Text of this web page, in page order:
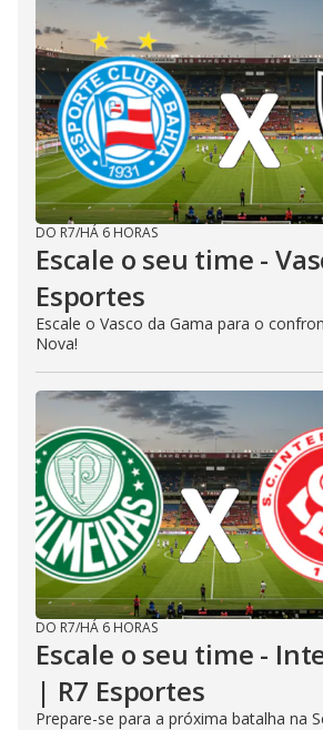
DO R7/HÁ 6 HORAS
Escale o seu time -
Esportes
Escale o Vasco da Gama para o
Nova!
DO R7/HÁ 6 HORAS
Escale o seu time -
| R7 Esportes
Prepare-se para a próxima batalha na